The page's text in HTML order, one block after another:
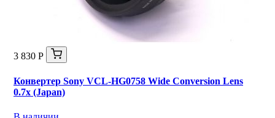
3 830 Р
Конвертер Sony VCL-HG0758 Wide Conversion Lens
0.7x (Japan)